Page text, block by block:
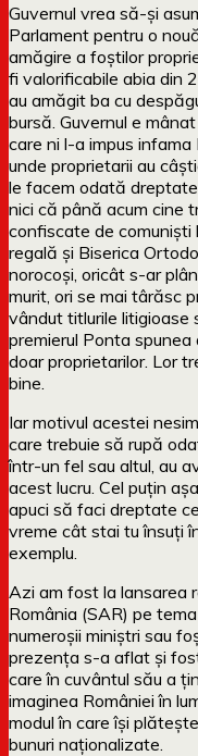
Guvernul vrea să-și
Parlament pentru o
amăgire a foștilor
fi valorificabile abia din
au amăgit ba cu
bursă. Guvernul e
care ni l-a impus infama
unde proprietarii au
le facem odată
nici că până acum cine
confiscate de comuniști
regală și Biserica
norocoși, oricât s-ar
murit, ori se mai târăsc
vândut titlurile litigioase
premierul Ponta
doar proprietarilor. Lor
bine.
Iar motivul acestei
care trebuie să rupă
într-un fel sau altul, au
acest lucru. Cel puțin
apuci să faci dreptate
vreme cât stai tu însuți
exemplu.
Azi am fost la lansarea
România (SAR) pe
numeroșii miniștri sau
prezența s-a aflat și
care în cuvântul său a
imaginea României în
modul în care își
bunuri naționalizate.